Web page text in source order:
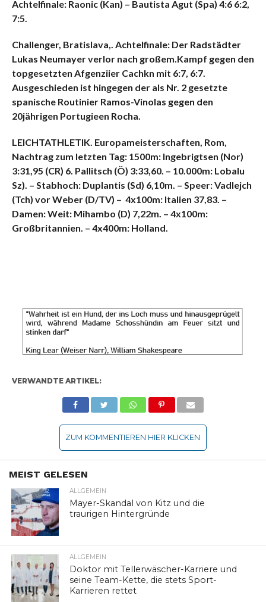
Achtelfinale: Raonic (Kan) – Bautista Agut (Spa) 4:6 6:2,
7:5.
Challenger, Bratislava,. Achtelfinale: Der Radstädter
Lukas Neumayer verlor nach großem.Kampf gegen den
topgesetzten Afgenziier Cachkn mit 6:7, 6:7.
Ausgeschieden ist hingegen der als Nr. 2 gesetzte
spanische Routinier Ramos-Vinolas gegen den
20jährigen Portugieen Rocha.
LEICHTATHLETIK. Europameisterschaften, Rom,
Nachtrag zum letzten Tag: 1500m: Ingebrigtsen (Nor)
3:31,95 (CR) 6. Pallitsch (Ö) 3:33,60. – 10.000m: Lobalu
Sz). – Stabhoch: Duplantis (Sd) 6,10m. – Speer: Vadlejch
(Tch) vor Weber (D/TV) – 4x100m: Italien 37,83. –
Damen: Weit: Mihambo (D) 7,22m. – 4x100m:
Großbritannien. – 4x400m: Holland.
VERWANDTE ARTIKEL:
ZUM KOMMENTIEREN HIER KLICKEN
MEIST GELESEN
ALLGEMEIN
Mayer-Skandal von Kitz und die
traurigen Hintergründe
ALLGEMEIN
Doktor mit Tellerwäscher-Karriere und
seine Team-Kette, die stets Sport-
Karrieren rettet